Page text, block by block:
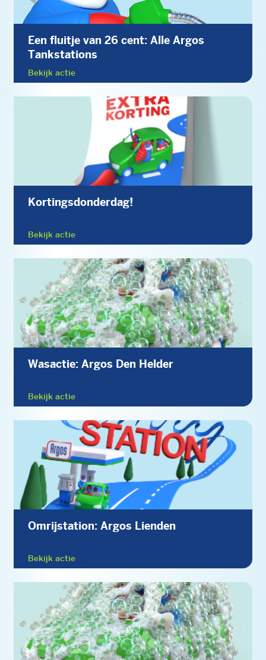
Een fluitje van 26 cent: Alle Argos
Tankstations
Bekijk actie
Kortingsdonderdag!
Bekijk actie
Wasactie: Argos Den Helder
Bekijk actie
Omrijstation: Argos Lienden
Bekijk actie